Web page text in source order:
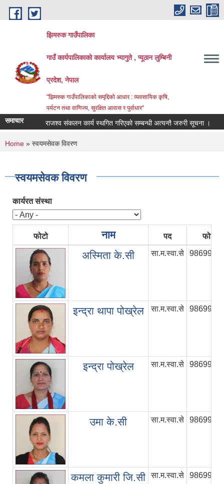
Skip to main content
झिमरुक गाउँपालिका
गाउँ कार्यपालिकाको कार्यालय भ्यागुते , प्यूठान लुम्बिनी
प्रदेश, नेपाल
"झिमरुक गाउँपालिकाको समृद्दिको आधार : व्यवसायिक कृषि,
पर्यटन तथा वाणिज्य, सुरक्षित आवास र पुर्वाधार"
समाचार राजश्व संकलन कार्य स्थगित गरिएको सम्बन्धी अत्यन्तै जरुरी सूचना ।
You are here
Home » स्वयमसेवक विवरण
स्वयमसेवक विवरण
कार्यरत संस्था
फोटो नाम पद फोन नं
अस्मिता के.सी सा.म.स्वा.से
इन्द्रा थापा पोख्रेल सा.म.स्वा.से
इन्द्रा पोख्रेल सा.म.स्वा.से
उमा के.सी सा.म.स्वा.से
कमला कुमारी जि.सी सा.म.स्वा.से